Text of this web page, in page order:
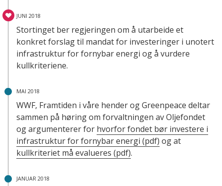
JUNI 2018
Stortinget ber regjeringen om å utarbeide et
konkret forslag til mandat for investeringer i unotert
infrastruktur for fornybar energi og å vurdere
kullkriteriene.
MAI 2018
WWF, Framtiden i våre hender og Greenpeace deltar
sammen på høring om forvaltningen av Oljefondet
og argumenterer for hvorfor fondet bør investere i
infrastruktur for fornybar energi (pdf) og at
kullkriteriet må evalueres (pdf).
JANUAR 2018